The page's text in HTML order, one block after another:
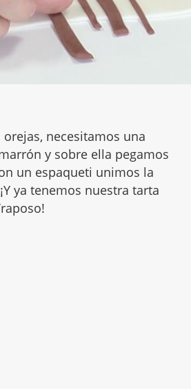
necesitamos una
y sobre ella pegamos
un espaqueti unimos la
ya tenemos nuestra tarta